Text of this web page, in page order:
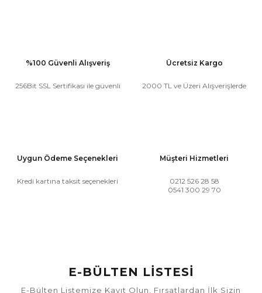
%100 Güvenli Alışveriş
256Bit SSL Sertifikası ile güvenli
Ücretsiz Kargo
2000 TL ve Üzeri Alışverişlerde
Uygun Ödeme Seçenekleri
Kredi kartına taksit seçenekleri
Müşteri Hizmetleri
0212 526 28 58
0541 300 29 70
E-BÜLTEN LİSTESİ
E-Bülten Listemize Kayıt Olun, Fırsatlardan İlk Sizin